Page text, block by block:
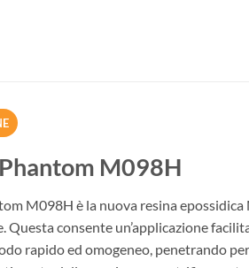
M098H
M098H è la nuova resina
Questa consente un’applicazione
rapido ed omogeneo, penetrando